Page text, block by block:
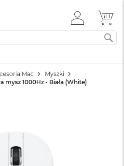
ZALOGUJ
SIĘ
Mac
Myszki
mysz 1000Hz - Biała (White)